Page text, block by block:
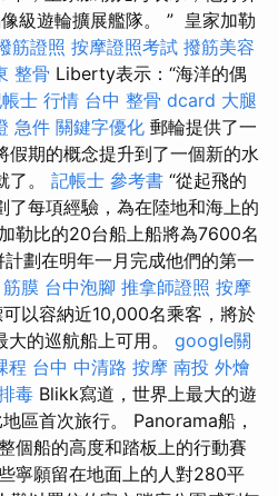
級遊輪擴展艦隊。 ” 皇家加勒
筋證照 按摩證照考試 撥筋美容
整骨 Liberty表示：“海洋的偶
士 行情 台中 整骨 dcard 大腿
急件 關鍵字優化 郵輪提供了一
假期的概念提升到了一個新的水
了。 記帳士 參考書 “從起飛的
了每項經驗，為在陸地和海上的
勒比的20台船上船將為7600名
劃在明年一月完成他們的第一
筋膜 台中泡腳 推拿師證照 按摩
以容納近10,000名乘客，將於
的巡航船上可用。 google關
程 台中 中清路 按摩 南投 外燴
毒 Blikk寫道，世界上最大的遊
區首次旅行。 Panorama船，
個船的高度和踏板上的行動賽
寧願留在地面上的人對280平